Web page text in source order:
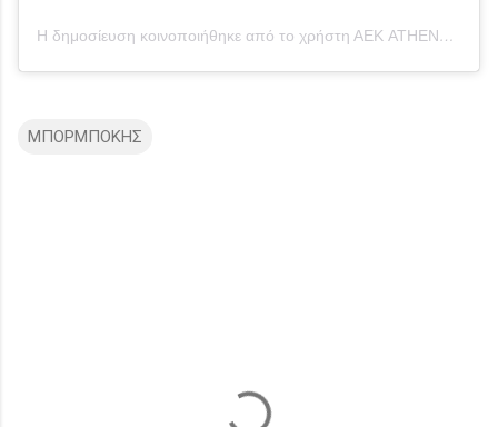
Η δημοσίευση κοινοποιήθηκε από το χρήστη ΑΕΚ ATHENS FC (@aekfc_official)
ΜΠΟΡΜΠΟΚΗΣ